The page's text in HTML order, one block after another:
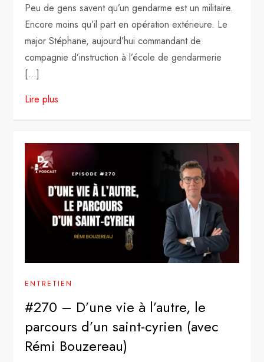
Peu de gens savent qu’un gendarme est un militaire.
Encore moins qu’il part en opération extérieure. Le
major Stéphane, aujourd’hui commandant de
compagnie d’instruction à l’école de gendarmerie
[…]
Lire plus
ENTRETIEN
#270 – D’une vie à l’autre, le
parcours d’un saint-cyrien (avec
Rémi Bouzereau)